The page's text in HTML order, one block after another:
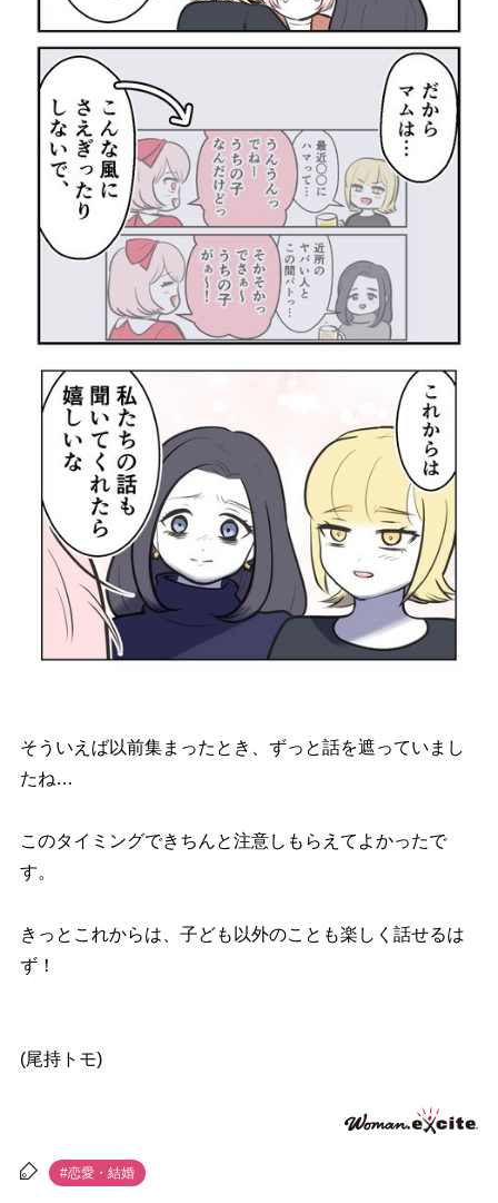
そういえば以前集まったとき、ずっと話を遮っていまし
たね…
このタイミングできちんと注意しもらえてよかったで
す。
きっとこれからは、子ども以外のことも楽しく話せるは
ず！
(尾持トモ)
#恋愛・結婚